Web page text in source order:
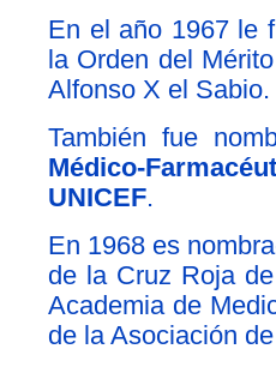
En el año 1967 le
la Orden del
Alfonso X el Sabio.
También fue
Médico-
UNICEF.
En 1968 es
de la Cruz Roja
Academia de
de la Asociación